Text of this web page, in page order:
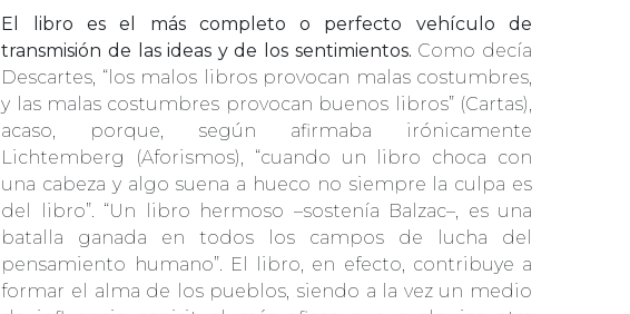
El libro es el más completo o perfecto vehículo de
transmisión de las ideas y de los sentimientos. Como decía
Descartes, “los malos libros provocan malas costumbres,
y las malas costumbres provocan buenos libros” (Cartas),
acaso, porque, según afirmaba irónicamente
Lichtemberg (Aforismos), “cuando un libro choca con
una cabeza y algo suena a hueco no siempre la culpa es
del libro”. “Un libro hermoso –sostenía Balzac–, es una
batalla ganada en todos los campos de lucha del
pensamiento humano”. El libro, en efecto, contribuye a
formar el alma de los pueblos, siendo a la vez un medio